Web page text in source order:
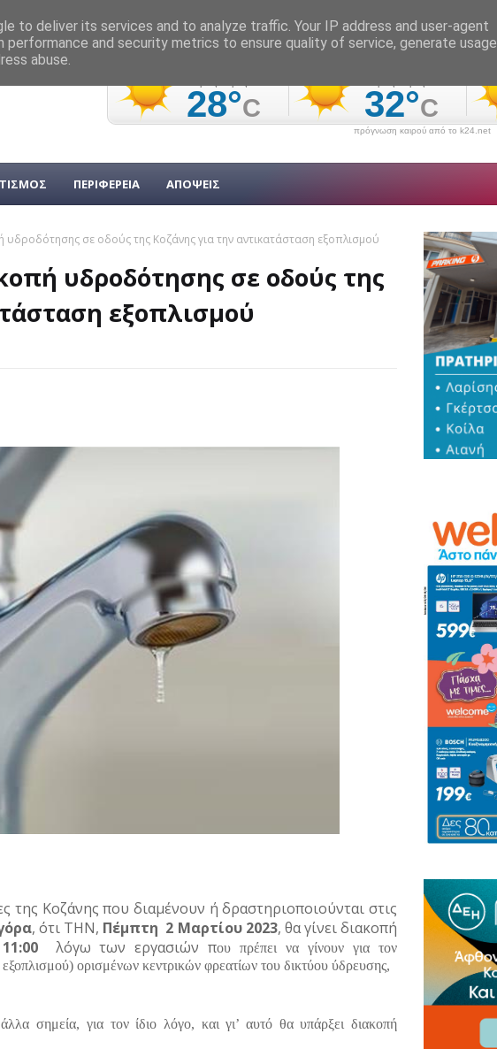
πρόγνωση καιρού από το k24.net
ΠΕΡΙΦΕΡΕΙΑ ΑΠΟΨΕΙΣ
σε οδούς της Κοζάνης για την αντικατάσταση εξοπλισμού
υδροδότησης σε οδούς της
εξοπλισμού
της Κοζάνης που διαμένουν ή δραστηριοποιούνται στις
, ότιTHN, Πέμπτη 2 Μαρτίου 2023, θα γίνει διακοπή
λόγω των εργασιών που πρέπει να γίνουν για τον
ορισμένων κεντρικών φρεατίων του δικτύου ύδρευσης,
σημεία, για τον ίδιο λόγο, και γι’ αυτό θα υπάρξει διακοπή
to deliver its services and to analyze traffic. Your IP address and user-agent
performance and security metrics to ensure quality of service, generate usage
abuse.